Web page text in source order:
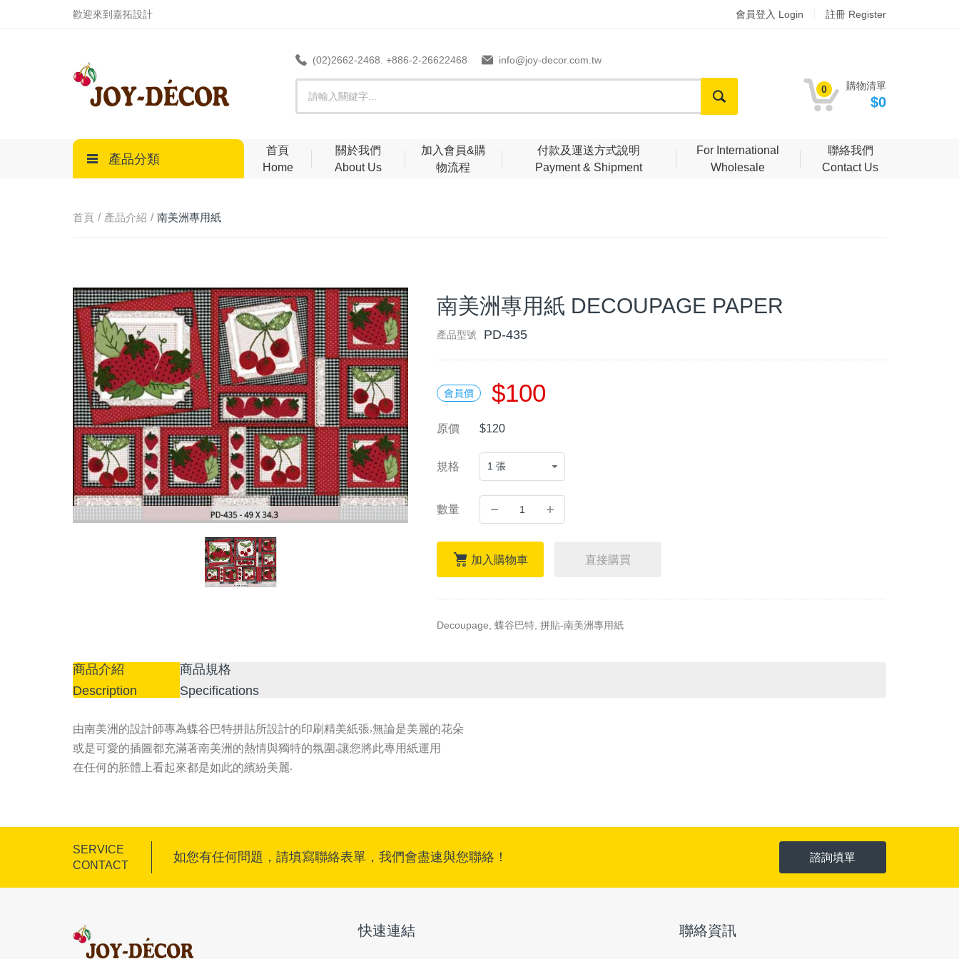
歡迎來到嘉拓設計 會員登入 Login 註冊 Register
(02)2662-2468. +886-2-26622468 info@joy-decor.com.tw
0 購物清單
$0
產品分類
首頁
Home
關於我們
About Us
加入會員&購
物流程
付款及運送方式說明
Payment & Shipment
For International
Wholesale
聯絡我們
Contact Us
首頁 產品介紹
南美洲專用紙
南美洲專用紙 DECOUPAGE PAPER
產品型號 PD-435
會員價 $100
原價 $120
規格
數量
加入購物車 直接購買
Decoupage, 蝶谷巴特, 拼貼-南美洲專用紙
商品介紹
Description
商品規格
Specifications
由南美洲的設計師專為蝶谷巴特拼貼所設計的印刷精美紙張,無論是美麗的花朵
或是可愛的插圖都充滿著南美洲的熱情與獨特的氛圍,讓您將此專用紙運用
在任何的胚體上看起來都是如此的繽紛美麗.
SERVICE
CONTACT
如您有任何問題，請填寫聯絡表單，我們會盡速與您聯絡！ 諮詢填單
快速連結 聯絡資訊